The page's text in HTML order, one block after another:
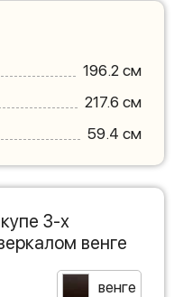
196.2 см
217.6 см
59.4 см
3-х
венге
венге